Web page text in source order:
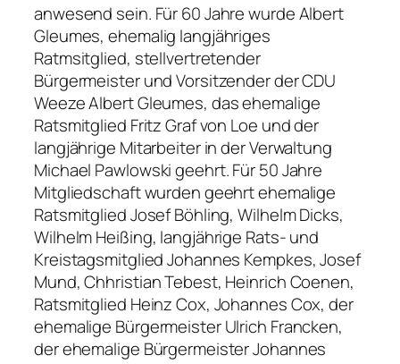
anwesend sein. Für 60 Jahre wurde Albert
Gleumes, ehemalig langjähriges
Ratmsitglied, stellvertretender
Bürgermeister und Vorsitzender der CDU
Weeze Albert Gleumes, das ehemalige
Ratsmitglied Fritz Graf von Loe und der
langjährige Mitarbeiter in der Verwaltung
Michael Pawlowski geehrt. Für 50 Jahre
Mitgliedschaft wurden geehrt ehemalige
Ratsmitglied Josef Böhling, Wilhelm Dicks,
Wilhelm Heißing, langjährige Rats- und
Kreistagsmitglied Johannes Kempkes, Josef
Mund, Chhristian Tebest, Heinrich Coenen,
Ratsmitglied Heinz Cox, Johannes Cox, der
ehemalige Bürgermeister Ulrich Francken,
der ehemalige Bürgermeister Johannes